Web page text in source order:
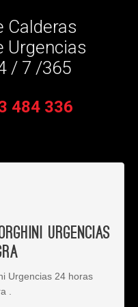
Calderas
Urgencias
/ 7 /365
484 336
Urgencias
Urgencias 24 horas
.